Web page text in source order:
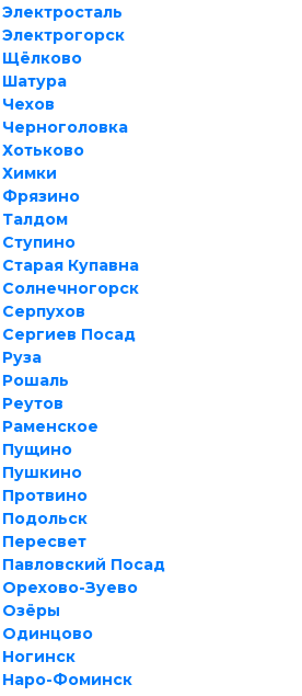
Щёлково
Фрязино
Талдом
Купавна
Посад
Рошаль
Пущино
Пушкино
Посад
Зуево
Озёры
Одинцово
Наро-Фоминск